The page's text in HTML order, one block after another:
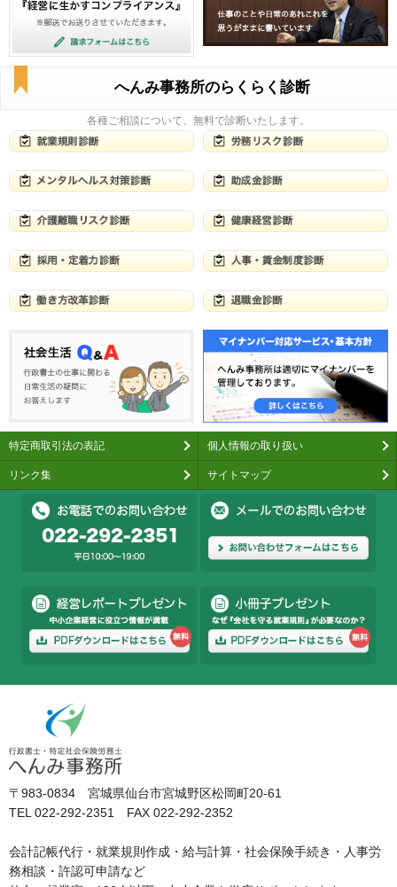
へんみ事務所のらくらく診断
各種ご相談について、無料で診断いたします。
特定商取引法の表記 個人情報の取り扱い
リンク集 サイトマップ
〒983-0834 宮城県仙台市宮城野区松岡町20-61
TEL 022-292-2351 FAX 022-292-2352
会計記帳代行・就業規則作成・給与計算・社会保険手続き・人事労
務相談・許認可申請など